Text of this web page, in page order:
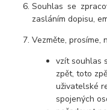
Souhlas se
zasláním dopisu,
Vezměte, prosíme,
vzít souhlas
zpět, toto
uživatelské
spojených